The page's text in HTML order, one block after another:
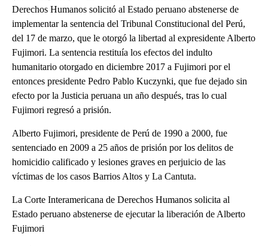
Derechos Humanos solicitó al Estado peruano abstenerse de
implementar la sentencia del Tribunal Constitucional del Perú,
del 17 de marzo, que le otorgó la libertad al expresidente Alberto
Fujimori. La sentencia restituía los efectos del indulto
humanitario otorgado en diciembre 2017 a Fujimori por el
entonces presidente Pedro Pablo Kuczynki, que fue dejado sin
efecto por la Justicia peruana un año después, tras lo cual
Fujimori regresó a prisión.
Alberto Fujimori, presidente de Perú de 1990 a 2000, fue
sentenciado en 2009 a 25 años de prisión por los delitos de
homicidio calificado y lesiones graves en perjuicio de las
víctimas de los casos Barrios Altos y La Cantuta.
La Corte Interamericana de Derechos Humanos solicita al
Estado peruano abstenerse de ejecutar la liberación de Alberto
Fujimori